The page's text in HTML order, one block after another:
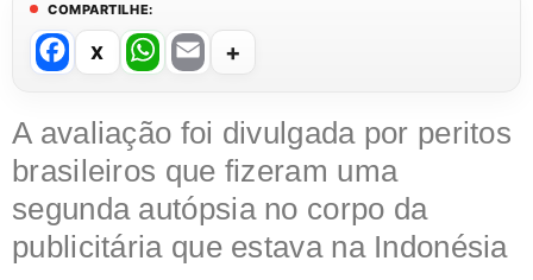
COMPARTILHE:
F
a
c
e
b
o
W
h
at
s
A
p
E
ail
A avaliação foi divulgada por peritos
brasileiros que fizeram uma
segunda autópsia no corpo da
publicitária que estava na Indonésia